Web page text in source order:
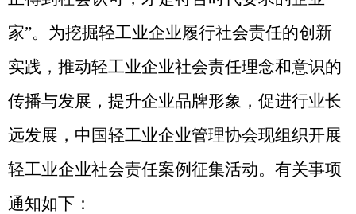
家”。为挖掘轻工业企业履行社会责任的创新
实践，推动轻工业企业社会责任理念和意识的
传播与发展，提升企业品牌形象，促进行业长
远发展，中国轻工业企业管理协会现组织开展
轻工业企业社会责任案例征集活动。有关事项
通知如下：